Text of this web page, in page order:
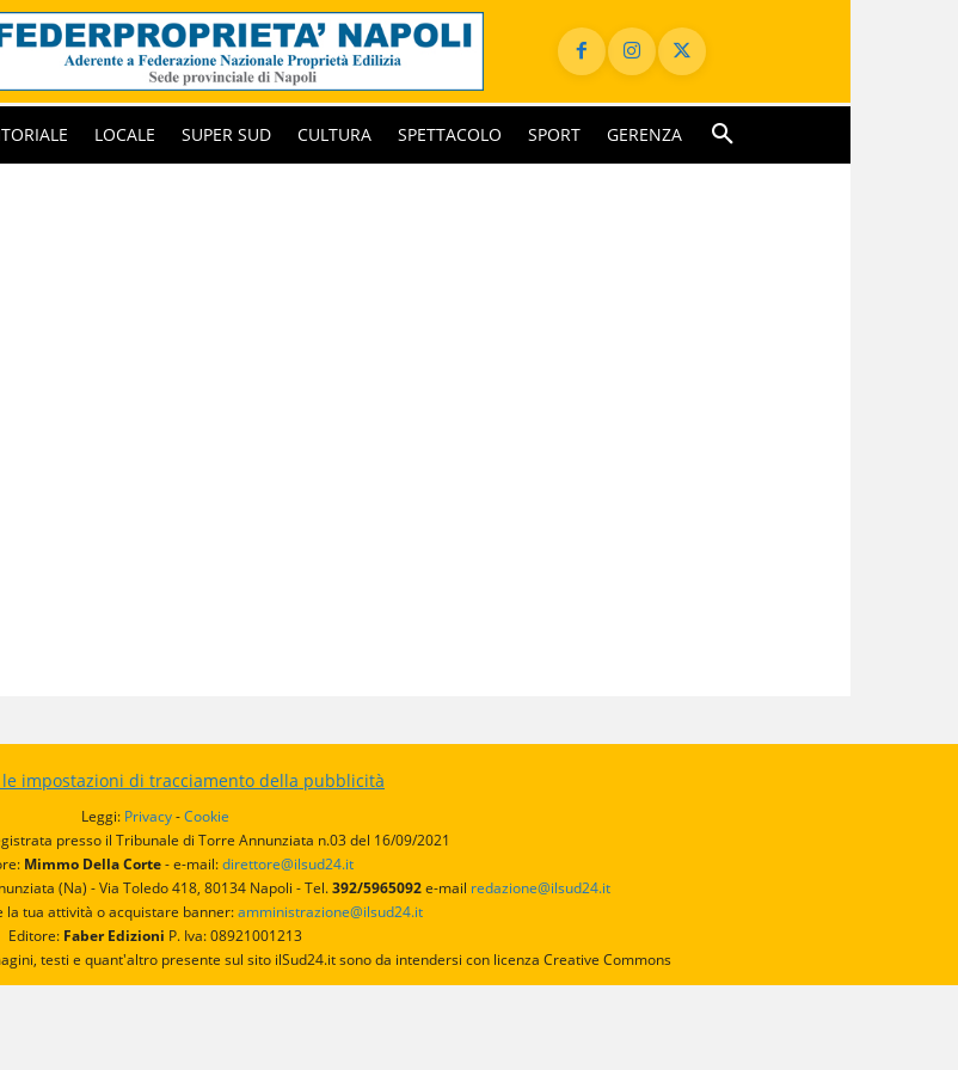
LOCALE SUPER SUD CULTURA SPETTACOLO SPORT GERENZA
impostazioni di tracciamento della pubblicità
Leggi: Privacy-Cookie
presso il Tribunale di Torre Annunziata n.03 del 16/09/2021
Mimmo Della Corte- e-mail:direttore@ilsud24.it
(Na) - Via Toledo 418, 80134 Napoli - Tel.392/5965092e-mail redazione@ilsud24.it
la tua attività o acquistare banner:amministrazione@ilsud24.it
Editore: Faber Edizioni P. Iva: 08921001213
testi e quant'altro presente sul sito ilSud24.it sono da intendersi con licenza Creative Commons